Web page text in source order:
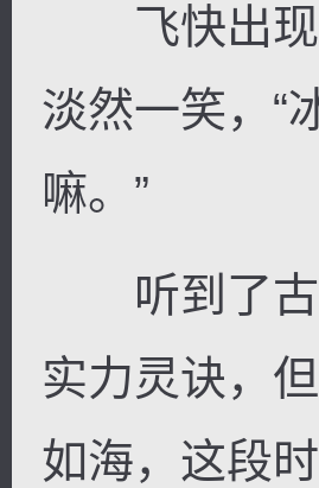
飞快出现
淡然一笑，“
嘛。”
听到了古
实力灵诀，
如海，这段